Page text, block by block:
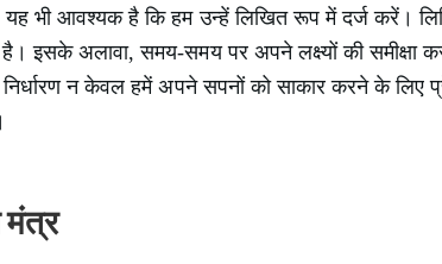
यह भी आवश्यक है कि हम उन्हें लिखित रूप में दर्ज करें।
है। इसके अलावा, समय-समय पर अपने लक्ष्यों की
न केवल हमें अपने सपनों को साकार करने के लिए